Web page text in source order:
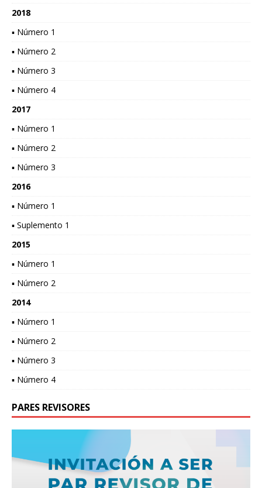
2018
▪ Número 1
▪ Número 2
▪ Número 3
▪ Número 4
2017
▪ Número 1
▪ Número 2
▪ Número 3
2016
▪ Número 1
▪ Suplemento 1
2015
▪ Número 1
▪ Número 2
2014
▪ Número 1
▪ Número 2
▪ Número 3
▪ Número 4
PARES REVISORES